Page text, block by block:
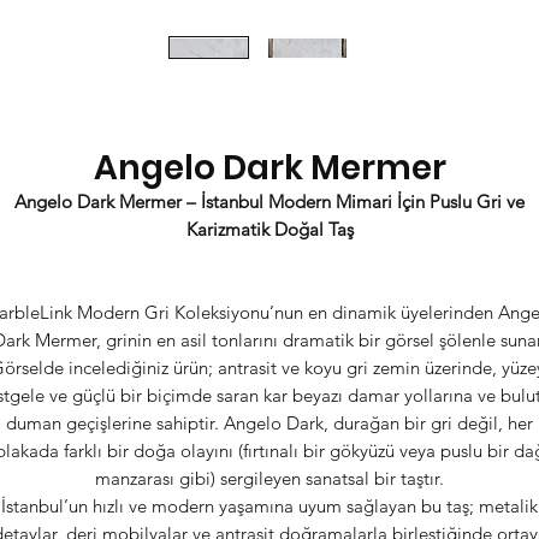
Angelo Dark Mermer
Angelo Dark Mermer – İstanbul Modern Mimari İçin Puslu Gri ve
Karizmatik Doğal Taş
Modern Gri Koleksiyonu’nun en dinamik üyelerinden
Mermer, grinin en asil tonlarını dramatik bir görsel şölenle
incelediğiniz ürün; antrasit ve koyu gri zemin üzerinde,
ve güçlü bir biçimde saran kar beyazı damar yollarına ve
duman geçişlerine sahiptir. Angelo Dark, durağan bir gri değil, her
farklı bir doğa olayını (fırtınalı bir gökyüzü veya puslu bir
manzarası gibi) sergileyen sanatsal bir taştır.
İstanbul’un hızlı ve modern yaşamına uyum sağlayan bu taş; metalik
deri mobilyalar ve antrasit doğramalarla birleştiğinde